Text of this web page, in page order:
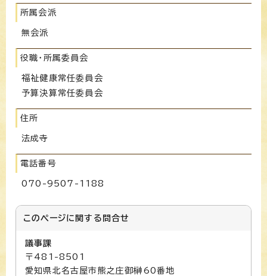
所属会派
無会派
役職・所属委員会
福祉健康常任委員会
予算決算常任委員会
住所
法成寺
電話番号
070-9507-1188
このページに関する 問合せ
議事課
〒481-8501
愛知県北名古屋市熊之庄御榊60番地